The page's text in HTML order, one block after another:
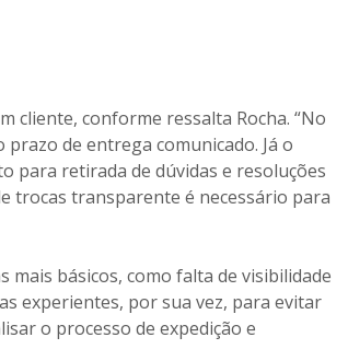
cliente, conforme ressalta Rocha. “No
de entrega comunicado. Já o
para retirada de dúvidas e resoluções
trocas transparente é necessário para
básicos, como falta de visibilidade
experientes, por sua vez, para evitar
o processo de expedição e